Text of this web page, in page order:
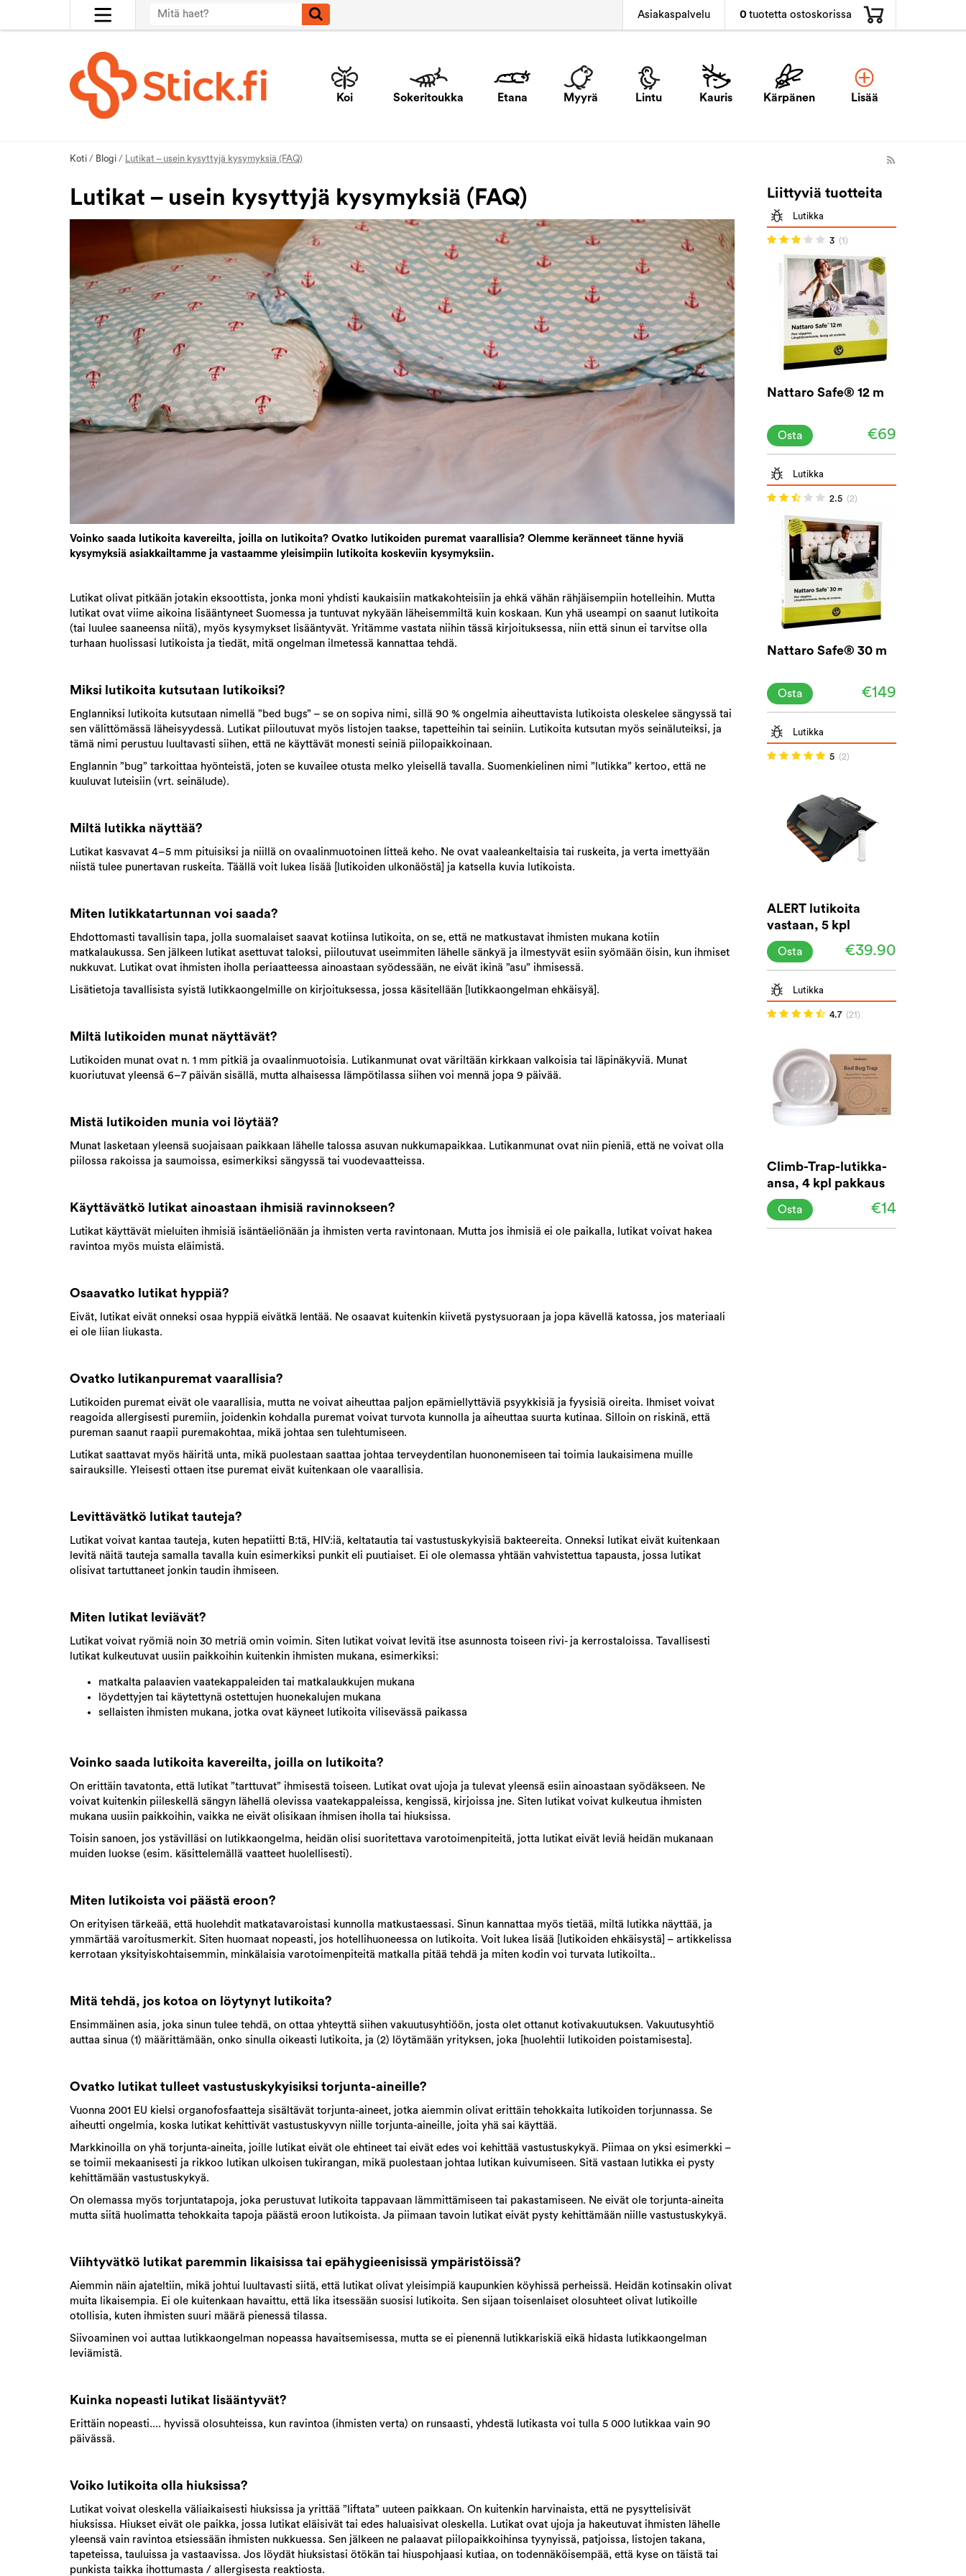
Asiakaspalvelu 0 tuotetta ostoskorissa
Koi Sokeritoukka Etana Myyrä Lintu Kauris Kärpänen Lisää
Koti / Blogi / Lutikat – usein kysyttyjä kysymyksiä (FAQ)
Liittyviä tuotteita
Lutikka
3 (1)
Nattaro Safe® 12 m
€69
Osta
Lutikka
2.5 (2)
Nattaro Safe® 30 m
€149
Osta
Lutikka
5 (2)
ALERT lutikoita
vastaan, 5 kpl
pakkaus
€39.90
Osta
Lutikka
4.7 (21)
Climb-Trap-lutikka-
ansa, 4 kpl pakkaus
€14
Osta
Lutikat – usein kysyttyjä kysymyksiä (FAQ)
Voinko saada lutikoita kavereilta, joilla on lutikoita? Ovatko lutikoiden puremat vaarallisia? Olemme keränneet tänne hyviä
kysymyksiä asiakkailtamme ja vastaamme yleisimpiin lutikoita koskeviin kysymyksiin.
Lutikat olivat pitkään jotakin eksoottista, jonka moni yhdisti kaukaisiin matkakohteisiin ja ehkä vähän rähjäisempiin hotelleihin. Mutta
lutikat ovat viime aikoina lisääntyneet Suomessa ja tuntuvat nykyään läheisemmiltä kuin koskaan. Kun yhä useampi on saanut lutikoita
(tai luulee saaneensa niitä), myös kysymykset lisääntyvät. Yritämme vastata niihin tässä kirjoituksessa, niin että sinun ei tarvitse olla
turhaan huolissasi lutikoista ja tiedät, mitä ongelman ilmetessä kannattaa tehdä.
Miksi lutikoita kutsutaan lutikoiksi?
Englanniksi lutikoita kutsutaan nimellä ”bed bugs” – se on sopiva nimi, sillä 90 % ongelmia aiheuttavista lutikoista oleskelee sängyssä tai
sen välittömässä läheisyydessä. Lutikat piiloutuvat myös listojen taakse, tapetteihin tai seiniin. Lutikoita kutsutan myös seinäluteiksi, ja
tämä nimi perustuu luultavasti siihen, että ne käyttävät monesti seiniä piilopaikkoinaan.
Englannin ”bug” tarkoittaa hyönteistä, joten se kuvailee otusta melko yleisellä tavalla. Suomenkielinen nimi ”lutikka” kertoo, että ne
kuuluvat luteisiin (vrt. seinälude).
Miltä lutikka näyttää?
Lutikat kasvavat 4–5 mm pituisiksi ja niillä on ovaalinmuotoinen litteä keho. Ne ovat vaaleankeltaisia tai ruskeita, ja verta imettyään
niistä tulee punertavan ruskeita. Täällä voit lukea lisää [lutikoiden ulkonäöstä] ja katsella kuvia lutikoista.
Miten lutikkatartunnan voi saada?
Ehdottomasti tavallisin tapa, jolla suomalaiset saavat kotiinsa lutikoita, on se, että ne matkustavat ihmisten mukana kotiin
matkalaukussa. Sen jälkeen lutikat asettuvat taloksi, piiloutuvat useimmiten lähelle sänkyä ja ilmestyvät esiin syömään öisin, kun ihmiset
nukkuvat. Lutikat ovat ihmisten iholla periaatteessa ainoastaan syödessään, ne eivät ikinä ”asu” ihmisessä.
Lisätietoja tavallisista syistä lutikkaongelmille on kirjoituksessa, jossa käsitellään [lutikkaongelman ehkäisyä].
Miltä lutikoiden munat näyttävät?
Lutikoiden munat ovat n. 1 mm pitkiä ja ovaalinmuotoisia. Lutikanmunat ovat väriltään kirkkaan valkoisia tai läpinäkyviä. Munat
kuoriutuvat yleensä 6–7 päivän sisällä, mutta alhaisessa lämpötilassa siihen voi mennä jopa 9 päivää.
Mistä lutikoiden munia voi löytää?
Munat lasketaan yleensä suojaisaan paikkaan lähelle talossa asuvan nukkumapaikkaa. Lutikanmunat ovat niin pieniä, että ne voivat olla
piilossa rakoissa ja saumoissa, esimerkiksi sängyssä tai vuodevaatteissa.
Käyttävätkö lutikat ainoastaan ihmisiä ravinnokseen?
Lutikat käyttävät mieluiten ihmisiä isäntäeliönään ja ihmisten verta ravintonaan. Mutta jos ihmisiä ei ole paikalla, lutikat voivat hakea
ravintoa myös muista eläimistä.
Osaavatko lutikat hyppiä?
Eivät, lutikat eivät onneksi osaa hyppiä eivätkä lentää. Ne osaavat kuitenkin kiivetä pystysuoraan ja jopa kävellä katossa, jos materiaali
ei ole liian liukasta.
Ovatko lutikanpuremat vaarallisia?
Lutikoiden puremat eivät ole vaarallisia, mutta ne voivat aiheuttaa paljon epämiellyttäviä psyykkisiä ja fyysisiä oireita. Ihmiset voivat
reagoida allergisesti puremiin, joidenkin kohdalla puremat voivat turvota kunnolla ja aiheuttaa suurta kutinaa. Silloin on riskinä, että
pureman saanut raapii puremakohtaa, mikä johtaa sen tulehtumiseen.
Lutikat saattavat myös häiritä unta, mikä puolestaan saattaa johtaa terveydentilan huononemiseen tai toimia laukaisimena muille
sairauksille. Yleisesti ottaen itse puremat eivät kuitenkaan ole vaarallisia.
Levittävätkö lutikat tauteja?
Lutikat voivat kantaa tauteja, kuten hepatiitti B:tä, HIV:iä, keltatautia tai vastustuskykyisiä bakteereita. Onneksi lutikat eivät kuitenkaan
levitä näitä tauteja samalla tavalla kuin esimerkiksi punkit eli puutiaiset. Ei ole olemassa yhtään vahvistettua tapausta, jossa lutikat
olisivat tartuttaneet jonkin taudin ihmiseen.
Miten lutikat leviävät?
Lutikat voivat ryömiä noin 30 metriä omin voimin. Siten lutikat voivat levitä itse asunnosta toiseen rivi- ja kerrostaloissa. Tavallisesti
lutikat kulkeutuvat uusiin paikkoihin kuitenkin ihmisten mukana, esimerkiksi:
matkalta palaavien vaatekappaleiden tai matkalaukkujen mukana
löydettyjen tai käytettynä ostettujen huonekalujen mukana
sellaisten ihmisten mukana, jotka ovat käyneet lutikoita vilisevässä paikassa
Voinko saada lutikoita kavereilta, joilla on lutikoita?
On erittäin tavatonta, että lutikat ”tarttuvat” ihmisestä toiseen. Lutikat ovat ujoja ja tulevat yleensä esiin ainoastaan syödäkseen. Ne
voivat kuitenkin piileskellä sängyn lähellä olevissa vaatekappaleissa, kengissä, kirjoissa jne. Siten lutikat voivat kulkeutua ihmisten
mukana uusiin paikkoihin, vaikka ne eivät olisikaan ihmisen iholla tai hiuksissa.
Toisin sanoen, jos ystävilläsi on lutikkaongelma, heidän olisi suoritettava varotoimenpiteitä, jotta lutikat eivät leviä heidän mukanaan
muiden luokse (esim. käsittelemällä vaatteet huolellisesti).
Miten lutikoista voi päästä eroon?
On erityisen tärkeää, että huolehdit matkatavaroistasi kunnolla matkustaessasi. Sinun kannattaa myös tietää, miltä lutikka näyttää, ja
ymmärtää varoitusmerkit. Siten huomaat nopeasti, jos hotellihuoneessa on lutikoita. Voit lukea lisää [lutikoiden ehkäisystä] – artikkelissa
kerrotaan yksityiskohtaisemmin, minkälaisia varotoimenpiteitä matkalla pitää tehdä ja miten kodin voi turvata lutikoilta..
Mitä tehdä, jos kotoa on löytynyt lutikoita?
Ensimmäinen asia, joka sinun tulee tehdä, on ottaa yhteyttä siihen vakuutusyhtiöön, josta olet ottanut kotivakuutuksen. Vakuutusyhtiö
auttaa sinua (1) määrittämään, onko sinulla oikeasti lutikoita, ja (2) löytämään yrityksen, joka [huolehtii lutikoiden poistamisesta].
Ovatko lutikat tulleet vastustuskykyisiksi torjunta-aineille?
Vuonna 2001 EU kielsi organofosfaatteja sisältävät torjunta-aineet, jotka aiemmin olivat erittäin tehokkaita lutikoiden torjunnassa. Se
aiheutti ongelmia, koska lutikat kehittivät vastustuskyvyn niille torjunta-aineille, joita yhä sai käyttää.
Markkinoilla on yhä torjunta-aineita, joille lutikat eivät ole ehtineet tai eivät edes voi kehittää vastustuskykyä. Piimaa on yksi esimerkki –
se toimii mekaanisesti ja rikkoo lutikan ulkoisen tukirangan, mikä puolestaan johtaa lutikan kuivumiseen. Sitä vastaan lutikka ei pysty
kehittämään vastustuskykyä.
On olemassa myös torjuntatapoja, joka perustuvat lutikoita tappavaan lämmittämiseen tai pakastamiseen. Ne eivät ole torjunta-aineita
mutta siitä huolimatta tehokkaita tapoja päästä eroon lutikoista. Ja piimaan tavoin lutikat eivät pysty kehittämään niille vastustuskykyä.
Viihtyvätkö lutikat paremmin likaisissa tai epähygieenisissä ympäristöissä?
Aiemmin näin ajateltiin, mikä johtui luultavasti siitä, että lutikat olivat yleisimpiä kaupunkien köyhissä perheissä. Heidän kotinsakin olivat
muita likaisempia. Ei ole kuitenkaan havaittu, että lika itsessään suosisi lutikoita. Sen sijaan toisenlaiset olosuhteet olivat lutikoille
otollisia, kuten ihmisten suuri määrä pienessä tilassa.
Siivoaminen voi auttaa lutikkaongelman nopeassa havaitsemisessa, mutta se ei pienennä lutikkariskiä eikä hidasta lutikkaongelman
leviämistä.
Kuinka nopeasti lutikat lisääntyvät?
Erittäin nopeasti.... hyvissä olosuhteissa, kun ravintoa (ihmisten verta) on runsaasti, yhdestä lutikasta voi tulla 5 000 lutikkaa vain 90
päivässä.
Voiko lutikoita olla hiuksissa?
Lutikat voivat oleskella väliaikaisesti hiuksissa ja yrittää ”liftata” uuteen paikkaan. On kuitenkin harvinaista, että ne pysyttelisivät
hiuksissa. Hiukset eivät ole paikka, jossa lutikat eläisivät tai edes haluaisivat oleskella. Lutikat ovat ujoja ja hakeutuvat ihmisten lähelle
yleensä vain ravintoa etsiessään ihmisten nukkuessa. Sen jälkeen ne palaavat piilopaikkoihinsa tyynyissä, patjoissa, listojen takana,
tapeteissa, tauluissa ja vastaavissa. Jos löydät hiuksistasi ötökän tai hiuspohjaasi kutiaa, on todennäköisempää, että kyse on täistä tai
punkista taikka ihottumasta / allergisesta reaktiosta.